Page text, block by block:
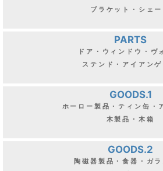
ブラケット・シェー
PARTS
ドア・ウィンドウ・ヴ
ステンド・アイアンゲ
GOODS.1
ホーロー製品・ティン缶・
木製品・木箱
GOODS.2
陶磁器製品・食器・ガラ